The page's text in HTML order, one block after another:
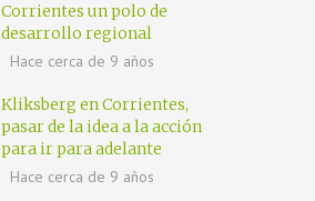
Corrientes un polo de
desarrollo regional
Hace cerca de 9 años
Kliksberg en Corrientes,
pasar de la idea a la acción
para ir para adelante
Hace cerca de 9 años